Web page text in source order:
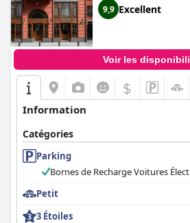
un 4 étoiles.
9,9 Excellent
Voir les
$
Information
Catégories
Parking
Bornes de Recharge Voitures
Petit
3 Étoiles